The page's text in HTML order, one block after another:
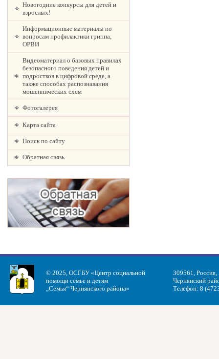
Новогодние конкурсы для детей и
взрослых!
Информационные материалы по
вопросам профилактики гриппа,
ОРВИ
Видеоматериал о базовых правилах
безопасного поведения детей и
подростков в цифровой среде, а
также способах распознавания
мошеннических схем
Фотогалерея
Карта сайта
Поиск по сайту
Обратная связь
© 2025, ОСГБУ «Центр социальной
помощи семье и детям
„Семья“ Чернянского района»
309561, Россия,
Чернянский
Телефон: 8